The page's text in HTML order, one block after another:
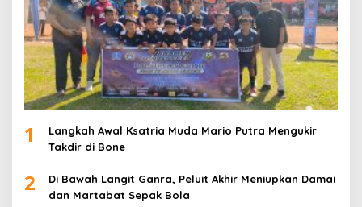
1
Langkah Awal Ksatria Muda Mario Putra Mengukir
Takdir di Bone
2
Di Bawah Langit Ganra, Peluit Akhir Meniupkan Damai
dan Martabat Sepak Bola